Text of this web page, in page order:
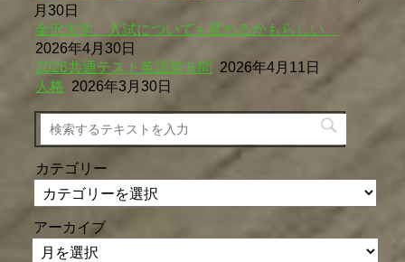
月30日
金沢大学、入試についても変わるかもらしい。
2026年4月30日
2026共通テスト英語第８問
2026年4月11日
人格 2026年3月30日
カテゴリー
アーカイブ